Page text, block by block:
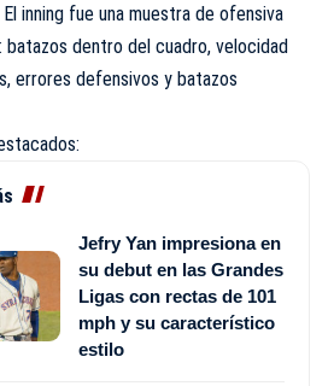
El inning fue una muestra de ofensiva
batazos dentro del cuadro, velocidad
errores defensivos y batazos
Jefry Yan impresiona en
su debut en las Grandes
Ligas con rectas de 101
mph y su característico
estilo